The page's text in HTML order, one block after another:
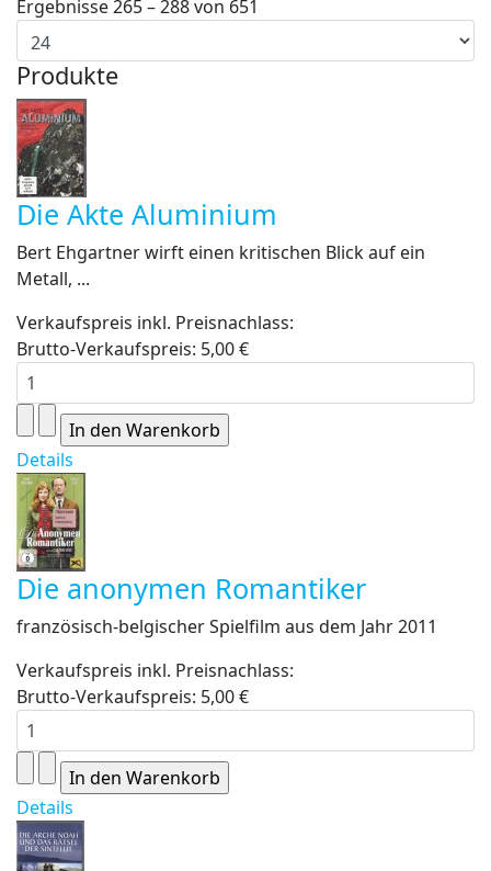
Ergebnisse 265 – 288 von 651
Produkte
Die Akte Aluminium
Bert Ehgartner wirft einen kritischen Blick auf ein
Metall, ...
Verkaufspreis inkl. Preisnachlass:
Brutto-Verkaufspreis: 5,00 €
Details
Die anonymen Romantiker
französisch-belgischer Spielfilm aus dem Jahr 2011
Verkaufspreis inkl. Preisnachlass:
Brutto-Verkaufspreis: 5,00 €
Details